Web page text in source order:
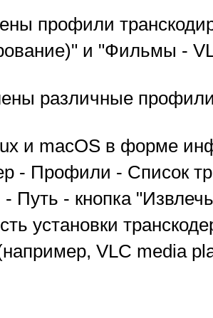
профили
и "Фильмы -
различные
и macOS в форме
- Профили - Список
Путь - кнопка
установки
VLC media